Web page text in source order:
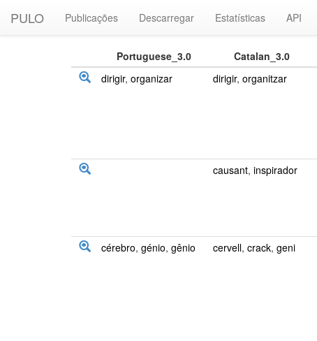
PULO Publicações Descarregar Estatísticas API
Portuguese_3.0 Catalan_3.0
dirigir, organizar dirigir, organitzar
causant, inspirador
cérebro, génio, gênio cervell, crack, geni